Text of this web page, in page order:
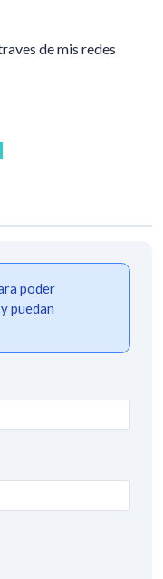
de mis redes
poder
puedan